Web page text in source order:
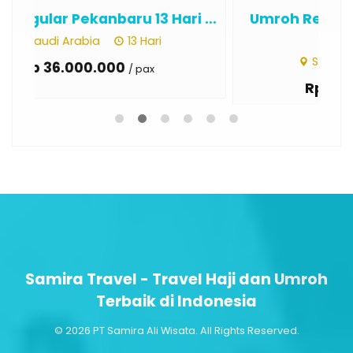
Umroh Regular Palembang 9 Hari
Saudi Arabia
Samira Travel - Travel Haji dan Umroh
Terbaik di Indonesia
© 2026 PT Samira Ali Wisata. All Rights Reserved.